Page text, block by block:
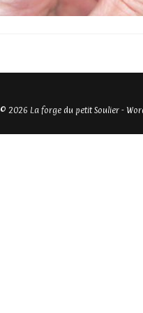
© 2026 La forge du petit Soulier -